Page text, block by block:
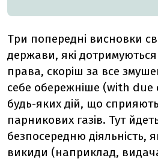
Три попередні висновки
держави, які
права, скоріш за все
себе обережніше (with due
будь-яких дій, що
парникових газів. Тут
безпосередню діяльність,
викиди (наприклад,